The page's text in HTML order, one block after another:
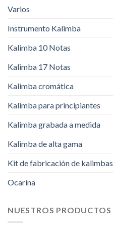
Varios
Instrumento Kalimba
Kalimba 10 Notas
Kalimba 17 Notas
Kalimba cromática
Kalimba para principiantes
Kalimba grabada a medida
Kalimba de alta gama
Kit de fabricación de kalimbas
Ocarina
NUESTROS PRODUCTOS